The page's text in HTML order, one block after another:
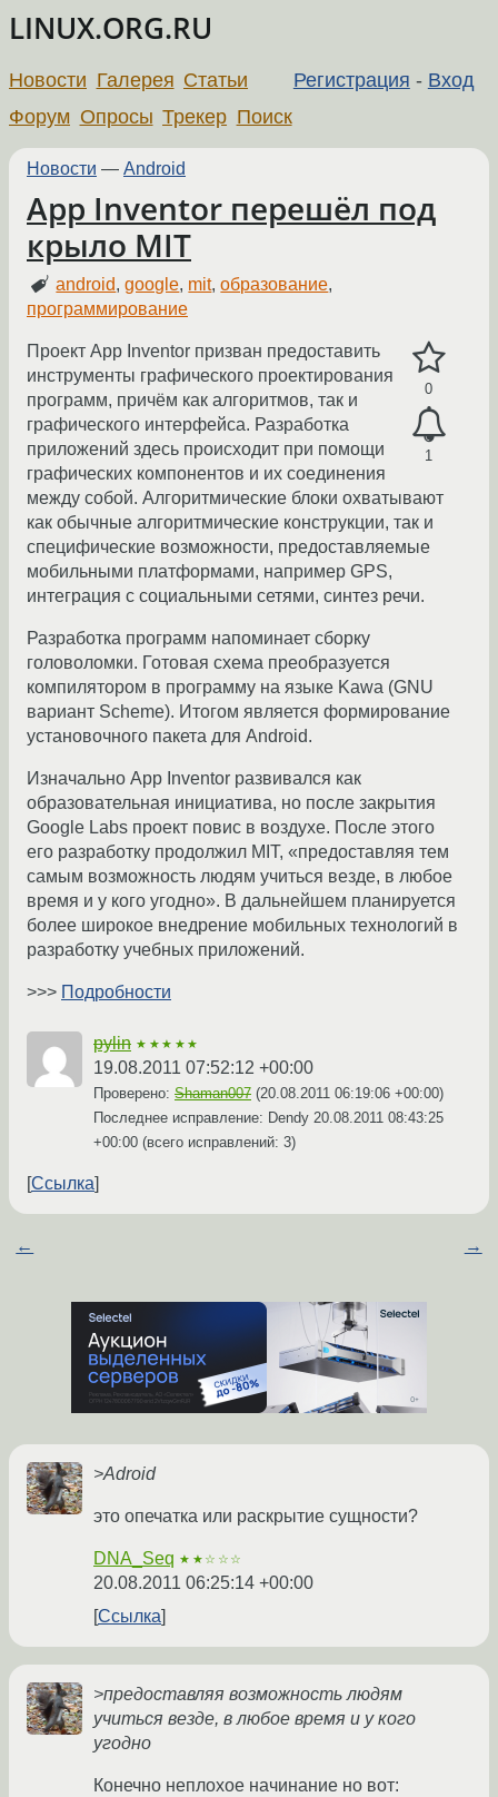
LINUX.ORG.RU
Регистрация - Вход
Новости Галерея Статьи
Форум Опросы Трекер Поиск
Новости — Android
App Inventor перешёл под
крыло MIT
android,google, mit,образование,
программирование
0
1
Проект App Inventor призван предоставить
инструменты графического проектирования
программ, причём как алгоритмов, так и
графического интерфейса. Разработка
приложений здесь происходит при помощи
графических компонентов и их соединения
между собой. Алгоритмические блоки охватывают
как обычные алгоритмические конструкции, так и
специфические возможности, предоставляемые
мобильными платформами, например GPS,
интеграция с социальными сетями, синтез речи.
Разработка программ напоминает сборку
головоломки. Готовая схема преобразуется
компилятором в программу на языке Kawa (GNU
вариант Scheme). Итогом является формирование
установочного пакета для Android.
Изначально App Inventor развивался как
образовательная инициатива, но после закрытия
Google Labs проект повис в воздухе. После этого
его разработку продолжил MIT, «предоставляя тем
самым возможность людям учиться везде, в любое
время и у кого угодно». В дальнейшем планируется
более широкое внедрение мобильных технологий в
разработку учебных приложений.
>>> Подробности
pylin ★★★★★
19.08.2011 07:52:12 +00:00
Проверено: Shaman007 (20.08.2011 06:19:06 +00:00)
Последнее исправление: Dendy 20.08.2011 08:43:25
+00:00 (всего исправлений: 3)
Ссылка
← →
>Adroid
это опечатка или раскрытие сущности?
DNA_Seq ★★☆☆☆
20.08.2011 06:25:14 +00:00
Ссылка
>предоставляя возможность людям
учиться везде, в любое время и у кого
угодно
Конечно неплохое начинание но вот: